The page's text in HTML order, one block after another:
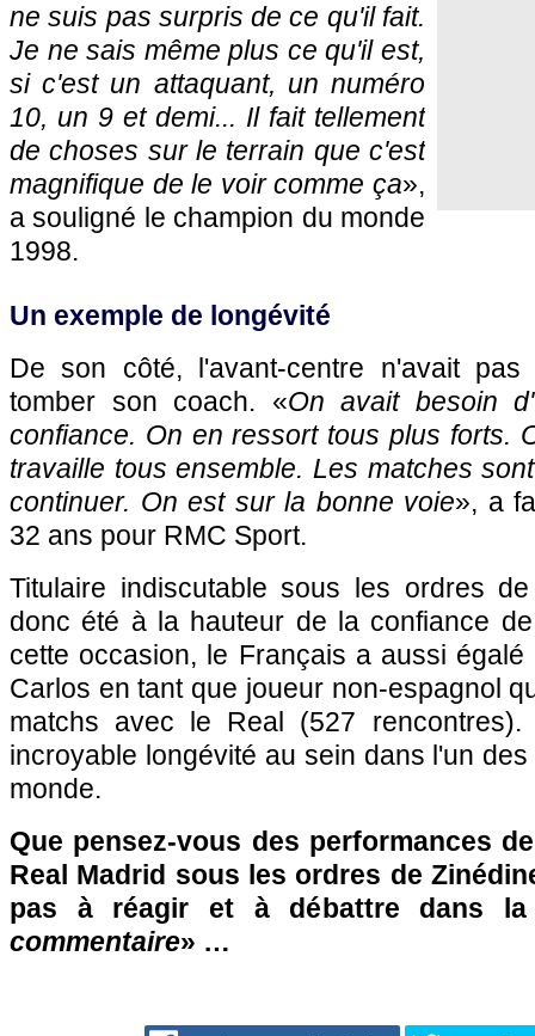
ne suis pas surpris de ce qu'il fait.
Je ne sais même plus ce qu'il est,
si c'est un attaquant, un numéro
10, un 9 et demi... Il fait tellement
de choses sur le terrain que c'est
magnifique de le voir comme ça»,
a souligné le champion du monde
1998.
Un exemple de longévité
De son côté, l'avant-centre n'avait pas
tomber son coach. «On avait besoin
confiance. On en ressort tous plus forts.
travaille tous ensemble. Les matches
continuer. On est sur la bonne voie», a
32 ans pour RMC Sport.
Titulaire indiscutable sous les ordres
donc été à la hauteur de la confiance
cette occasion, le Français a aussi
Carlos en tant que joueur non-espagnol
matchs avec le Real (527
incroyable longévité au sein dans l'un
monde.
Que pensez-vous des performances
Real Madrid sous les ordres de
pas à réagir et à débattre dans
commentaire» …